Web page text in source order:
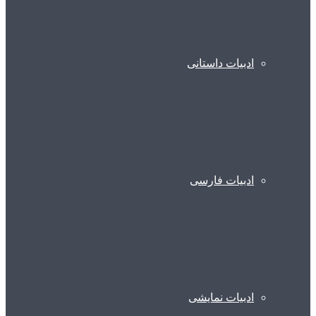
ادبیات داستانی
ادبیات فارسی
ادبیات نمایشی